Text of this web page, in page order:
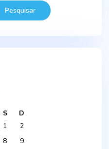
S
D
1
2
8
9